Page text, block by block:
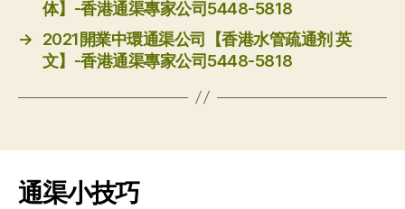
体】-香港通渠專家公司5448-5818
→
2021開業中環通渠公司【香港水管疏通剂 英
文】-香港通渠專家公司5448-5818
通渠小技巧